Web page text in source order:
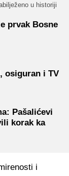
u historiji
prvak Bosne
osiguran i TV
Pašalićevi
korak ka
i